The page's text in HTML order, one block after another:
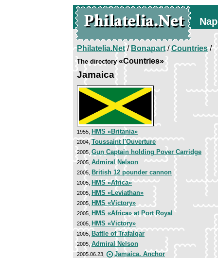
Philatelia.Net/Bonapart/Countries/
The directory«Countries»
Jamaica
1955, HMS «Britania»
2004, Toussaint l'Ouverture
2005, Gun Captain holding Pover Carridge
2005, Admiral Nelson
2005, British 12 pounder cannon
2005, HMS «Africa»
2005, HMS «Leviathan»
2005, HMS «Victory»
2005, HMS «Africa» at Port Royal
2005, HMS «Victory»
2005, Battle of Trafalgar
2005,Admiral Nelson
2005.06.23, Jamaica. Anchor